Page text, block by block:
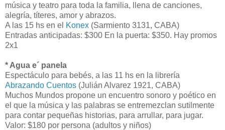
música y teatro para toda la familia, llena de canciones,
alegría, títeres, amor y abrazos.
A las 15 hs en el Konex (Sarmiento 3131, CABA)
Entradas anticipadas: $300 En la puerta: $350. Hay promos
2x1
* Agua e´ panela
Espectáculo para bebés, a las 11 hs en la librería
Abrazando Cuentos (Julián Alvarez 1921, CABA)
Muchos Mundos propone un encuentro sonoro y poético en
el que la música y las palabras se entremezclan sutilmente
para contar pequeñas historias, para arrullar, para jugar.
Valor: $180 por persona (adultos y niños)